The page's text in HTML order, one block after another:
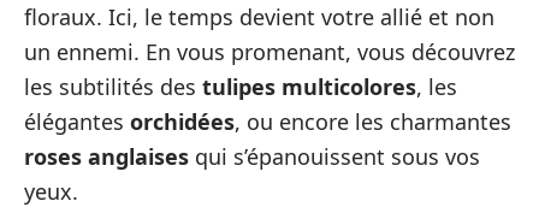
floraux. Ici, le temps devient votre allié et non
un ennemi. En vous promenant, vous découvrez
les subtilités des tulipes multicolores, les
élégantes orchidées, ou encore les charmantes
roses anglaises qui s’épanouissent sous vos
yeux.